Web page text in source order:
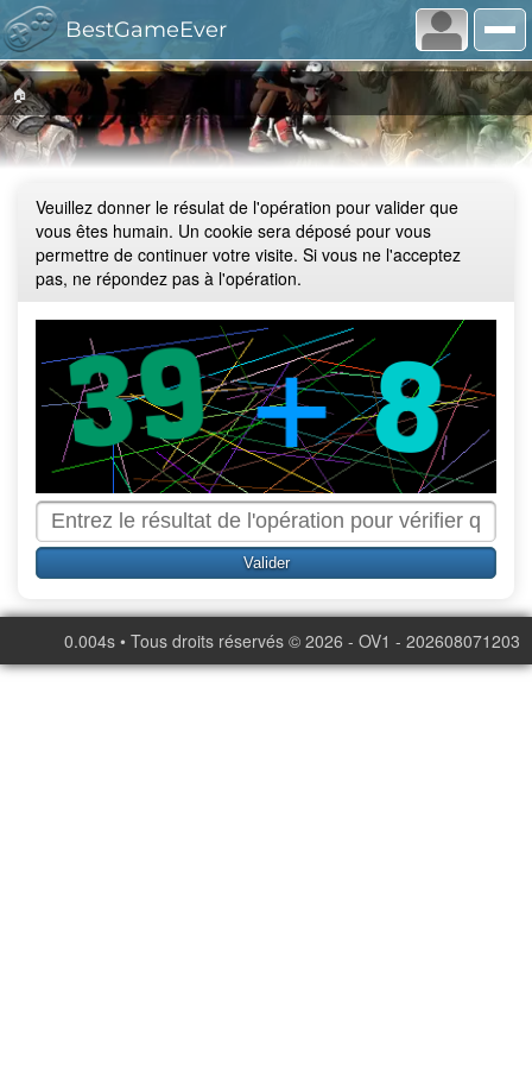
BestGameEver
🏠
Veuillez donner le résulat de l'opération pour valider que
vous êtes humain. Un cookie sera déposé pour vous
permettre de continuer votre visite. Si vous ne l'acceptez
pas, ne répondez pas à l'opération.
0.004s • Tous droits réservés © 2026 - OV1 - 202608071203